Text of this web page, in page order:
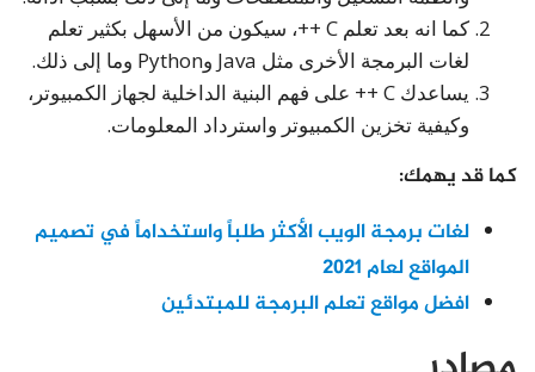
كما انه بعد تعلم C ++، سيكون من الأسهل بكثير تعلم
لغات البرمجة الأخرى مثل Java وPython وما إلى ذلك.
يساعدك C ++ على فهم البنية الداخلية لجهاز الكمبيوتر،
وكيفية تخزين الكمبيوتر واسترداد المعلومات.
كما قد يهمك:
لغات برمجة الويب الأكثر طلباً واستخداماً في تصميم
المواقع لعام 2021
افضل مواقع تعلم البرمجة للمبتدئين